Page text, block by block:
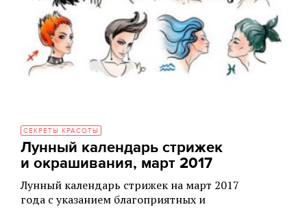
СЕКРЕТЫ КРАСОТЫ
Лунный календарь стрижек
и окрашивания, март 2017
Лунный календарь стрижек на март 2017
года с указанием благоприятных и